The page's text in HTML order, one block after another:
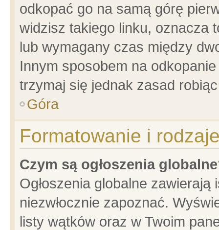
odkopać go na samą górę
widzisz takiego linku, oznacza
lub wymagany czas między
Innym sposobem na
trzymaj się jednak zasad
Góra
Formatowanie i
Czym są ogłoszenia
Ogłoszenia globalne
niezwłocznie zapoznać.
listy wątków oraz w Twoim